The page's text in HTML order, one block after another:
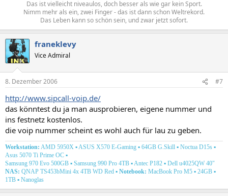
Das ist vielleicht niveaulos, doch besser als wie gar kein Sport.
Nimm mehr als ein, zwei Finger - das ist dann schon Weltrekord.
Das Leben kann so schön sein, und zwar jetzt sofort.​
franeklevy
Vice Admiral
8. Dezember 2006 #7
http://www.sipcall-voip.de/
das könntest du ja man ausprobieren, eigene nummer und
ins festnetz kostenlos.
die voip nummer scheint es wohl auch für lau zu geben.
Workstation: AMD 5950X ▪ ASUS X570 E-Gaming ▪ 64GB G.Skill ▪ Noctua D15s ▪
Asus 5070 Ti Prime OC ▪
Samsung 970 Evo 500GB ▪ Samsung 990 Pro 4TB ▪ Antec P182 ▪ Dell u4025QW 40"
NAS: QNAP TS453bMini 4x 4TB WD Red ▪ Notebook: MacBook Pro M5 ▪ 24GB ▪
1TB ▪ Nanoglas